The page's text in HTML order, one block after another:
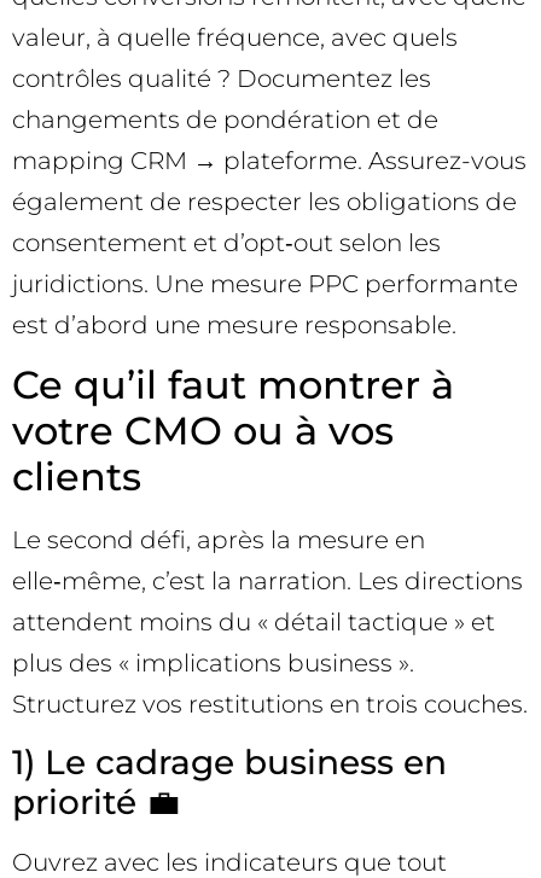
valeur, à quelle fréquence, avec quels
contrôles qualité ? Documentez les
changements de pondération et de
mapping CRM → plateforme. Assurez-vous
également de respecter les obligations de
consentement et d’opt‑out selon les
juridictions. Une mesure PPC performante
est d’abord une mesure responsable.
Ce qu’il faut montrer à
votre CMO ou à vos
clients
Le second défi, après la mesure en
elle‑même, c’est la narration. Les directions
attendent moins du « détail tactique » et
plus des « implications business ».
Structurez vos restitutions en trois couches.
1) Le cadrage business en
priorité 💼
Ouvrez avec les indicateurs que tout